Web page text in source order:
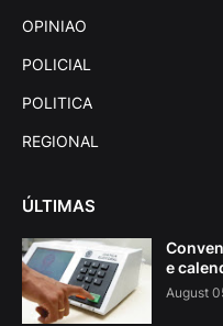
OPINIAO
POLICIAL
POLITICA
REGIONAL
ÚLTIMAS
e
August